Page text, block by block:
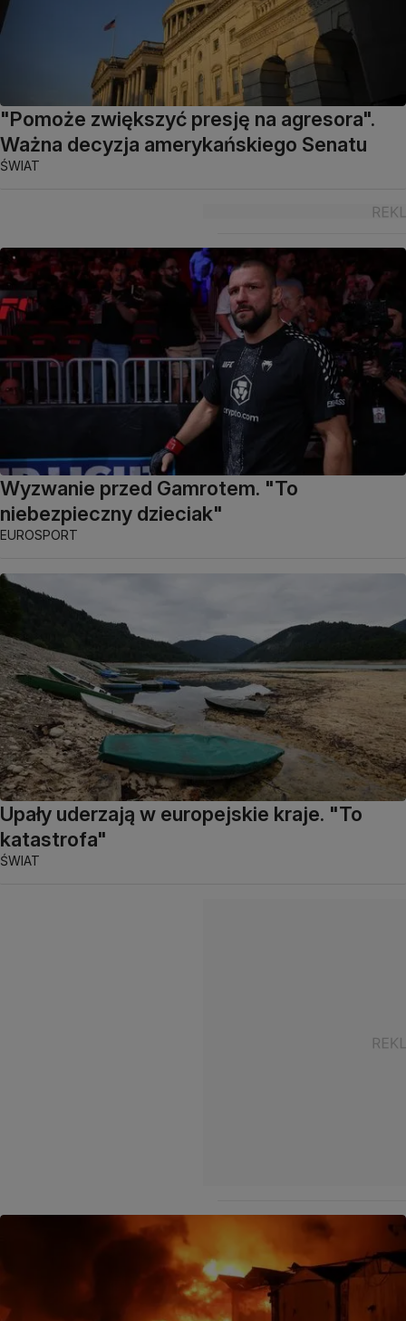
"Pomoże zwiększyć presję na agresora".
Ważna decyzja amerykańskiego Senatu
ŚWIAT
Wyzwanie przed Gamrotem. "To
niebezpieczny dzieciak"
EUROSPORT
Upały uderzają w europejskie kraje. "To
katastrofa"
ŚWIAT